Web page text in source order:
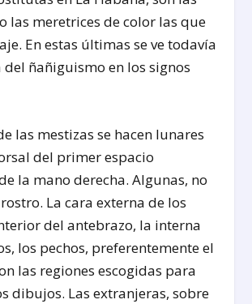
las meretrices de color las que
En estas últimas se ve todavía
ñañiguismo en los signos
las mestizas se hacen lunares
del primer espacio
la mano derecha. Algunas, no
La cara externa de los
del antebrazo, la interna
los pechos, preferentemente el
las regiones escogidas para
dibujos. Las extranjeras, sobre